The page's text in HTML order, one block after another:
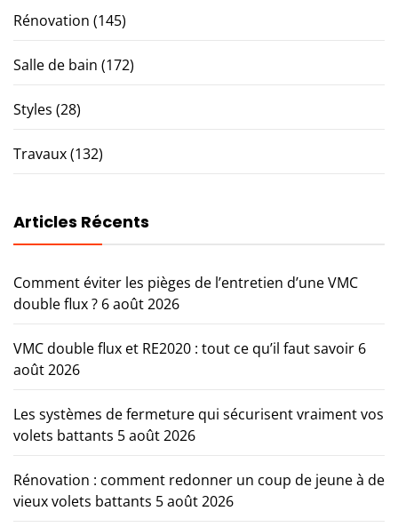
Rénovation (145)
Salle de bain (172)
Styles (28)
Travaux(132)
Articles Récents
Comment éviter les pièges de l’entretien d’une VMC
double flux ? 6 août 2026
VMC double flux et RE2020 : tout ce qu’il faut savoir 6
août 2026
Les systèmes de fermeture qui sécurisent vraiment vos
volets battants 5 août 2026
Rénovation : comment redonner un coup de jeune à de
vieux volets battants 5 août 2026